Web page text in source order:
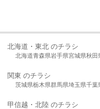
北海道・東北 のチラシ
北海道青森県岩手県宮城県秋田
関東 のチラシ
茨城県栃木県群馬県埼玉県千葉
甲信越・北陸 のチラシ